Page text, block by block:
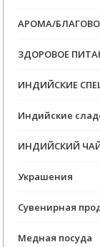
АРОМА/
ЗДОРОВОЕ
ИНДИЙСКИЕ
Индийские
ИНДИЙСКИЙ
Украшения
Сувенирная
Медная посуда